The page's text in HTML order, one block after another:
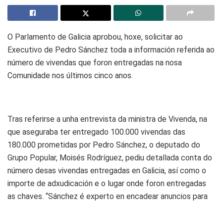
O Parlamento de Galicia aprobou, hoxe, solicitar ao
Executivo de Pedro Sánchez toda a información referida ao
número de vivendas que foron entregadas na nosa
Comunidade nos últimos cinco anos.
Tras referirse a unha entrevista da ministra de Vivenda, na
que aseguraba ter entregado 100.000 vivendas das
180.000 prometidas por Pedro Sánchez, o deputado do
Grupo Popular, Moisés Rodríguez, pediu detallada conta do
número desas vivendas entregadas en Galicia, así como o
importe de adxudicación e o lugar onde foron entregadas
as chaves. “Sánchez é experto en encadear anuncios para